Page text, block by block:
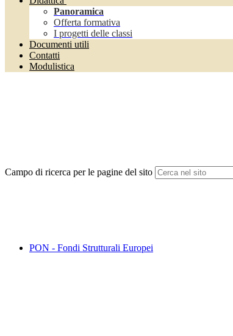
Panoramica
Offerta formativa
I progetti delle classi
Documenti utili
Contatti
Modulistica
Campo di ricerca per le pagine del sito
PON - Fondi Strutturali Europei